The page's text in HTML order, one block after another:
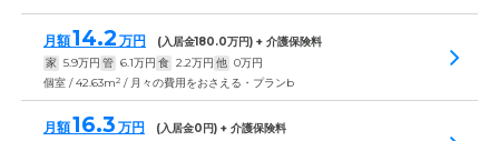
月額14.2 万円 (入居金180.0万円) + 介護保険料
家 5.9万円 管 6.1万円 食 2.2万円 他 0万円
個室 / 42.63m2 / 月々の費用をおさえる・プランb
月額16.3 万円 (入居金0 円) + 介護保険料